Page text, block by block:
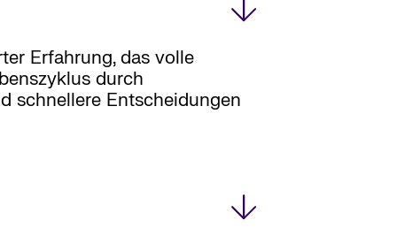
Erfahrung, das volle
durch
schnellere Entscheidungen